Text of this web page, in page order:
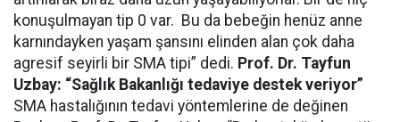
konuşulmayan tip 0 var. Bu da bebeğin henüz anne
karnındayken yaşam şansını elinden alan çok daha
agresif seyirli bir SMA tipi” dedi. Prof. Dr. Tayfun
Uzbay: “Sağlık Bakanlığı tedaviye destek veriyor”
SMA hastalığının tedavi yöntemlerine de değinen